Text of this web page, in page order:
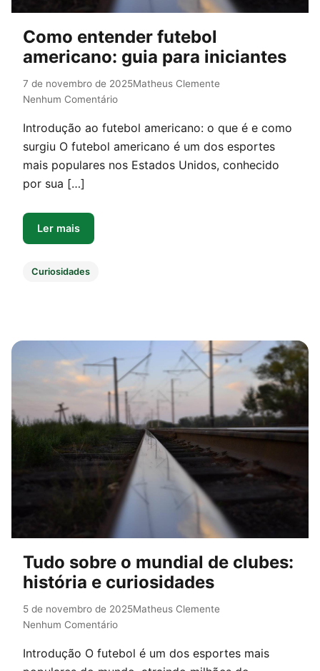
Como entender futebol
americano: guia para iniciantes
7 de novembro de 2025Matheus Clemente
Nenhum Comentário
Introdução ao futebol americano: o que é e como
surgiu O futebol americano é um dos esportes
mais populares nos Estados Unidos, conhecido
por sua […]
Ler mais
Curiosidades
Tudo sobre o mundial de clubes:
história e curiosidades
5 de novembro de 2025Matheus Clemente
Nenhum Comentário
Introdução O futebol é um dos esportes mais